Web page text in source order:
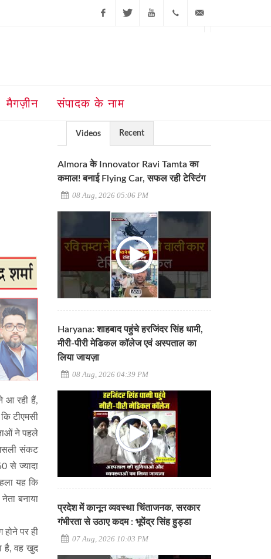
मैगज़ीन संपादक के नाम
आ रही हैं,
टीएमसी
ने पहले
संकट
से ज्यादा
यह कि
बनाया
होने पर ही
है, वह खुद
Videos Recent
Almora के Innovator Ravi Tamta का
कमाल! बनाई Flying Car, सफल रही टेस्टिंग
08 Aug, 2026 05:06 PM
Haryana: शाहबाद पहुंचे हरजिंदर सिंह धामी,
मीरी-पीरी मेडिकल कॉलेज एवं अस्पताल का
लिया जायज़ा
08 Aug, 2026 04:39 PM
प्रदेश में कानून व्यवस्था चिंताजनक, सरकार
गंभीरता से उठाए कदम : भूपेंद्र सिंह हुड्डा
07 Aug, 2026 10:03 PM